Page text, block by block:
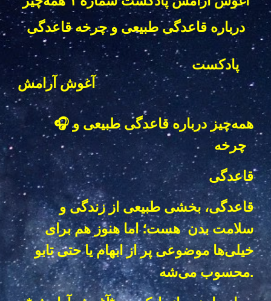
درباره قاعدگی طبیعی و چرخه قاعدگی
آغوش آرامش
🎧 همه‌چیز درباره قاعدگی طبیعی و
چرخه
قاعدگی
قاعدگی، بخشی طبیعی از زندگی و
سلامت بدن هست؛ اما هنوز هم برای
خیلی‌ها موضوعی پر از ابهام یا حتی تابو
محسوب می‌شه.